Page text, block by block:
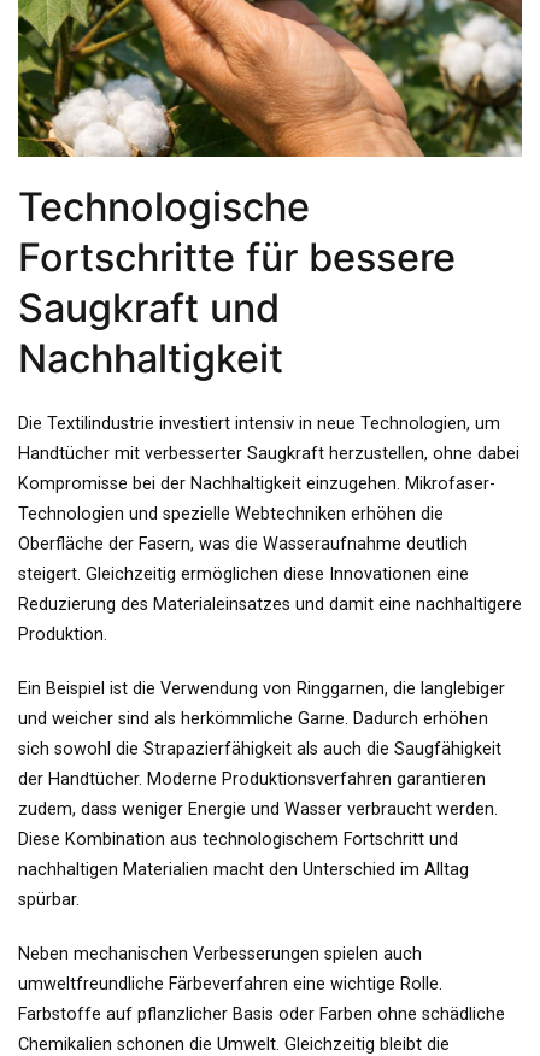
Technologische
Fortschritte für bessere
Saugkraft und
Nachhaltigkeit
Die Textilindustrie investiert intensiv in neue Technologien, um
Handtücher mit verbesserter Saugkraft herzustellen, ohne dabei
Kompromisse bei der Nachhaltigkeit einzugehen. Mikrofaser-
Technologien und spezielle Webtechniken erhöhen die
Oberfläche der Fasern, was die Wasseraufnahme deutlich
steigert. Gleichzeitig ermöglichen diese Innovationen eine
Reduzierung des Materialeinsatzes und damit eine nachhaltigere
Produktion.
Ein Beispiel ist die Verwendung von Ringgarnen, die langlebiger
und weicher sind als herkömmliche Garne. Dadurch erhöhen
sich sowohl die Strapazierfähigkeit als auch die Saugfähigkeit
der Handtücher. Moderne Produktionsverfahren garantieren
zudem, dass weniger Energie und Wasser verbraucht werden.
Diese Kombination aus technologischem Fortschritt und
nachhaltigen Materialien macht den Unterschied im Alltag
spürbar.
Neben mechanischen Verbesserungen spielen auch
umweltfreundliche Färbeverfahren eine wichtige Rolle.
Farbstoffe auf pflanzlicher Basis oder Farben ohne schädliche
Chemikalien schonen die Umwelt. Gleichzeitig bleibt die